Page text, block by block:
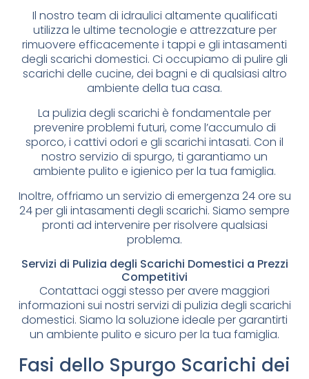
Il nostro team di idraulici altamente qualificati
utilizza le ultime tecnologie e attrezzature per
rimuovere efficacemente i tappi e gli intasamenti
degli scarichi domestici. Ci occupiamo di pulire gli
scarichi delle cucine, dei bagni e di qualsiasi altro
ambiente della tua casa.
La pulizia degli scarichi è fondamentale per
prevenire problemi futuri, come l’accumulo di
sporco, i cattivi odori e gli scarichi intasati. Con il
nostro servizio di spurgo, ti garantiamo un
ambiente pulito e igienico per la tua famiglia.
Inoltre, offriamo un servizio di emergenza 24 ore su
24 per gli intasamenti degli scarichi. Siamo sempre
pronti ad intervenire per risolvere qualsiasi
problema.
Servizi di Pulizia degli Scarichi Domestici a Prezzi
Competitivi
Contattaci oggi stesso per avere maggiori
informazioni sui nostri servizi di pulizia degli scarichi
domestici. Siamo la soluzione ideale per garantirti
un ambiente pulito e sicuro per la tua famiglia.
Fasi dello Spurgo Scarichi dei